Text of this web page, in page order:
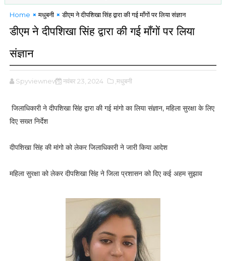
Home मधुबनी डीएम ने दीपशिखा सिंह द्वारा की गई माँगों पर लिया संज्ञान
डीएम ने दीपशिखा सिंह द्वारा की गई माँगों पर लिया
संज्ञान
Spyviewnews नवंबर 23, 2024 ,मधुबनी
जिलाधिकारी ने दीपशिखा सिंह द्वारा की गई मांगो का लिया संज्ञान, महिला सुरक्षा के लिए
दिए सख्त निर्देश
दीपशिखा सिंह की मांगो को लेकर जिलाधिकारी ने जारी किया आदेश
महिला सुरक्षा को लेकर दीपशिखा सिंह ने जिला प्रशासन को दिए कई अहम सुझाव